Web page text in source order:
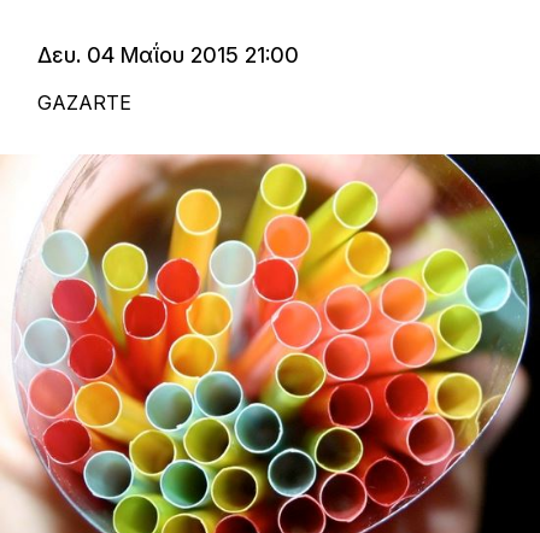
Δευ. 04 Μαΐου 2015 21:00
GAZARTE